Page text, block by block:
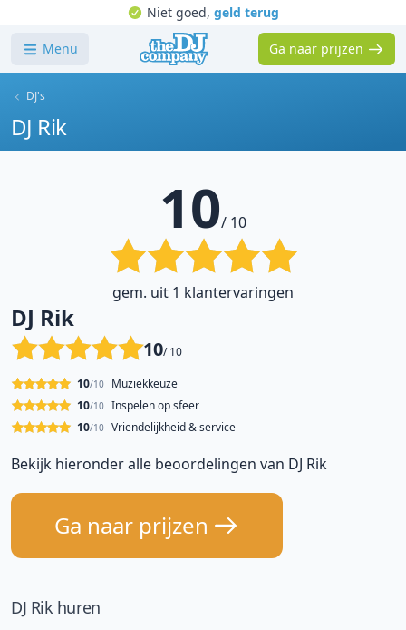
Niet goed, geld terug
Menu Ga naar prijzen
DJ's
DJ Rik
10/ 10
gem. uit 1 klantervaringen
DJ Rik
10/ 10
Muziekkeuze
10/10
Inspelen op sfeer
10/10
Vriendelijkheid & service
10/10
Bekijk hieronder alle beoordelingen van DJ Rik
Ga naar prijzen
DJ Rik huren